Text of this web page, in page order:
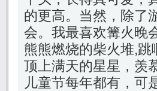
的更高。当然，除了
会。我最喜欢篝火晚
熊熊燃烧的柴火堆,
顶上满天的星星，羡
儿童节每年都有，可